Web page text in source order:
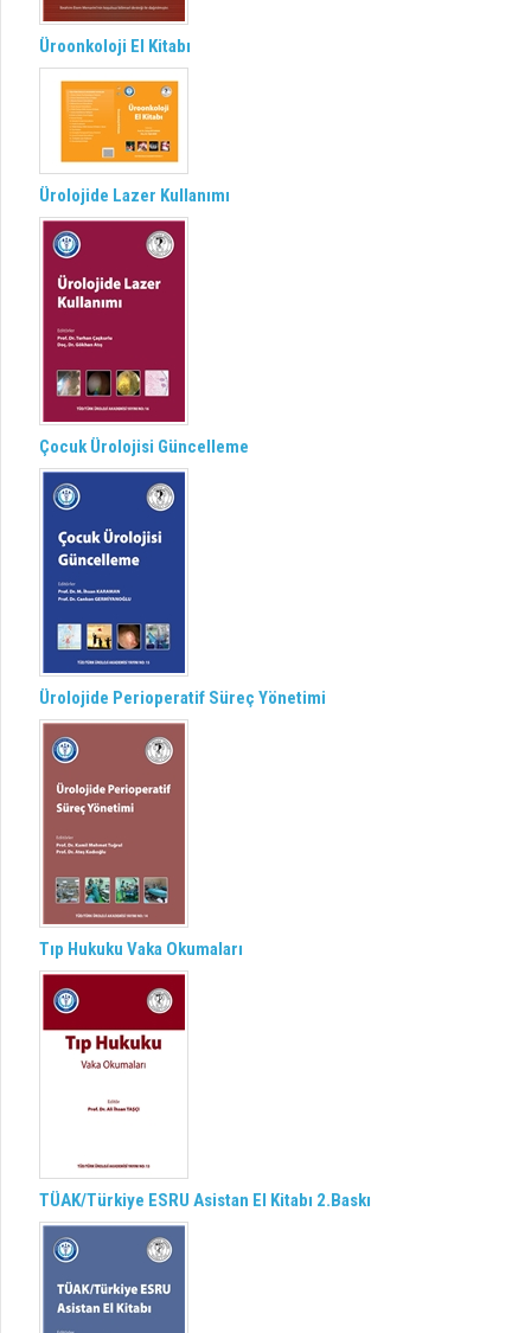
Üroonkoloji El Kitabı
Ürolojide Lazer Kullanımı
Çocuk Ürolojisi Güncelleme
Ürolojide Perioperatif Süreç Yönetimi
Tıp Hukuku Vaka Okumaları
TÜAK/Türkiye ESRU Asistan El Kitabı 2.Baskı